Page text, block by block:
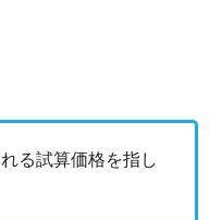
る試算価格を指し